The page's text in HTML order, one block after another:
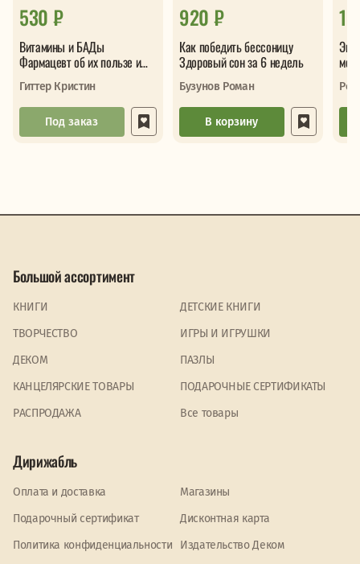
530 ₽
Витамины и БАДы
Фармацевт об их пользе и
вреде
Гиттер Кристин
Под заказ
920 ₽
Как победить бессоницу
Здоровый сон за 6 недель
Бузунов Роман
В корзину
1
Большой ассортимент
КНИГИ
ДЕТСКИЕ КНИГИ
ТВОРЧЕСТВО
ИГРЫ И ИГРУШКИ
ДЕКОМ
ПАЗЛЫ
КАНЦЕЛЯРСКИЕ ТОВАРЫ
ПОДАРОЧНЫЕ СЕРТИФИКАТЫ
PАСПРОДАЖА
Все товары
Дирижабль
Оплата и доставка
Магазины
Подарочный сертификат
Дисконтная карта
Политика конфиденциальности
Издательство Деком